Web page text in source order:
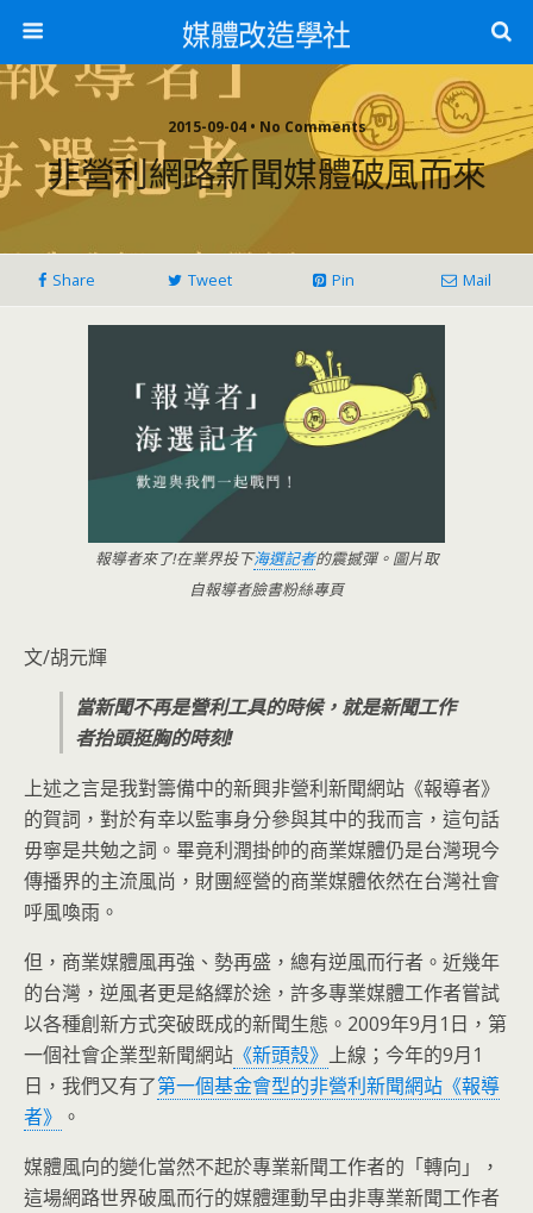
媒體改造學社
2015-09-04 • No Comments
非營利網路新聞媒體破風而來
Share Tweet Pin Mail
報導者來了!在業界投下海選記者的震撼彈。圖片取
自報導者臉書粉絲專頁
文/胡元輝
當新聞不再是營利工具的時候，就是新聞工作
者抬頭挺胸的時刻!
上述之言是我對籌備中的新興非營利新聞網站《報導者》
的賀詞，對於有幸以監事身分參與其中的我而言，這句話
毋寧是共勉之詞。畢竟利潤掛帥的商業媒體仍是台灣現今
傳播界的主流風尚，財團經營的商業媒體依然在台灣社會
呼風喚雨。
但，商業媒體風再強、勢再盛，總有逆風而行者。近幾年
的台灣，逆風者更是絡繹於途，許多專業媒體工作者嘗試
以各種創新方式突破既成的新聞生態。2009年9月1日，第
一個社會企業型新聞網站 《新頭殼》 上線；今年的9月1
日，我們又有了第一個基金會型的非營利新聞網站《報導
者》 。
媒體風向的變化當然不起於專業新聞工作者的「轉向」，
這場網路世界破風而行的媒體運動早由非專業新聞工作者